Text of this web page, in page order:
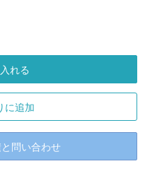
れる
に追加
問い合わせ